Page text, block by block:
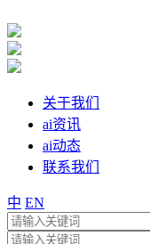
关于我们
ai资讯
ai动态
联系我们
中 EN